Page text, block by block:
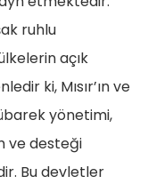
ruhlu
açık
ki, Mısır’ın ve
yönetimi,
ve desteği
Bu devletler